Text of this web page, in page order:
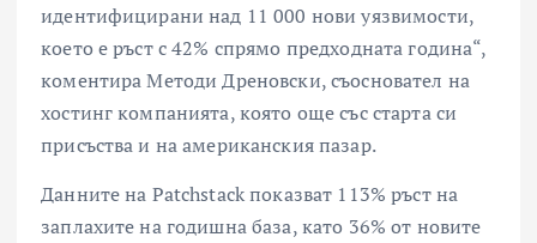
идентифицирани над 11 000 нови уязвимости,
което е ръст с 42% спрямо предходната година“,
коментира Методи Дреновски, съосновател на
хостинг компанията, която още със старта си
присъства и на американския пазар.
Данните на Patchstack показват 113% ръст на
заплахите на годишна база, като 36% от новите